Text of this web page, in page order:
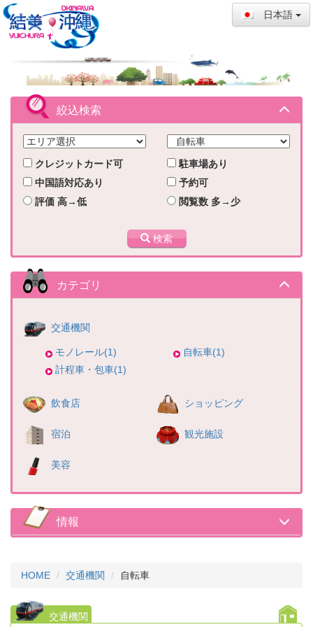
日本語
絞込検索
クレジットカード可
駐車場あり
中国語対応あり
予約可
評価 高→低
閲覧数 多→少
検索
カテゴリ
交通機関
モノレール(1)
自転車(1)
計程車・包車(1)
飲食店 ショッピング
宿泊 観光施設
美容
情報
HOME 交通機関 自転車
交通機関